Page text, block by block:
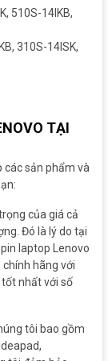
510S-14IKB,
310S-14ISK,
TẠI
các sản phẩm và
của giá cả
Đó là lý do tại
laptop Lenovo
chính hãng với
nhất với số
tôi bao gồm